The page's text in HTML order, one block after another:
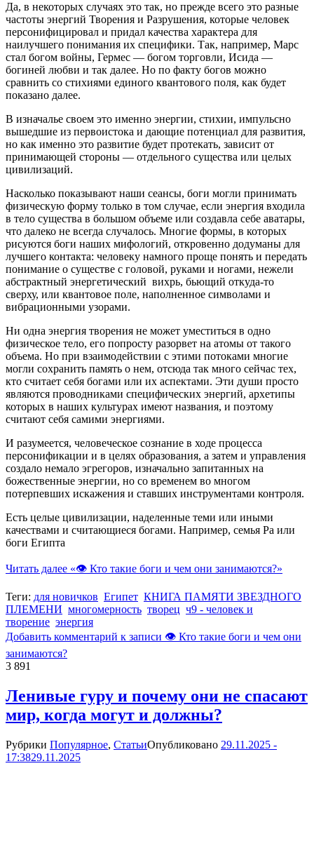
Да, в некоторых случаях это так, но прежде всего это разные
частоты энергий Творения и Разрушения, которые человек
персонифицировал и придал качества характера для
наилучшего понимания их специфики. Так, например, Марс
стал богом войны, Гермес — богом торговли, Исида —
богиней любви и так далее. Но по факту богов можно
сравнить со стихиями единого квантового поля, как будет
показано далее.
В изначалье своем это именно энергии, стихии, импульсно
вышедшие из первоистока и дающие потенциал для развития,
но как именно это развитие будет протекать, зависит от
принимающей стороны — отдельного существа или целых
цивилизаций.
Насколько показывают наши сеансы, боги могли принимать
физическую форму только в том случае, если энергия входила
в тело существа в большом объеме или создавла себе аватары,
что далеко не всегда случалось. Многие формы, в которых
рисуются боги наших мифологий, откровенно додуманы для
лучшего контакта: человеку намного проще понять и передать
понимание о существе с головой, руками и ногами, нежели
абстрактный энергетический вихрь, бьющий откуда-то
сверху, или квантовое поле, наполненное символами и
вибрационными узорами.
Ни одна энергия творения не может уместиться в одно
физическое тело, его попросту разорвет на атомы от такого
объема. Но при взаимодействии с этими потоками многие
могли сохранить память о нем, отсюда так много сейчас тех,
кто считает себя богами или их аспектами. Эти души просто
являются проводниками специфических энергий, архетипы
которых в наших культурах имеют названия, и поэтому
считают себя самими энергиями.
И разумеется, человеческое сознание в ходе процесса
персонификации и в целях образования, а затем и управления
создало немало эгрегоров, изначально запитанных на
божественные энергии, но со временем во многом
потерпевших искажения и ставших инструментами контроля.
Есть целые цивилизации, наделенные теми или иными
качествами и считающиеся богами. Например, семья Ра или
боги Египта
Читать далее «👁 Кто такие боги и чем они занимаются?»
Теги: для новичков Египет КНИГА ПАМЯТИ ЗВЕЗДНОГО
ПЛЕМЕНИ многомерность творец ч9 - человек и
творение энергия
Добавить комментарий к записи 👁 Кто такие боги и чем они
занимаются?
3 891
Ленивые гуру и почему они не спасают
мир, когда могут и должны?
Рубрики Популярное, СтатьиОпубликовано 29.11.2025 -
17:3829.11.2025